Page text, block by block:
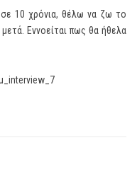
10 χρόνια, θέλω να ζω το
Εννοείται πως θα ήθελα